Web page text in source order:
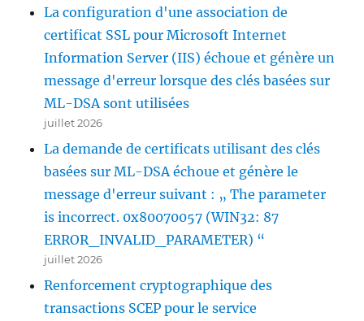
La configuration d'une association de
certificat SSL pour Microsoft Internet
Information Server (IIS) échoue et génère un
message d'erreur lorsque des clés basées sur
ML-DSA sont utilisées
juillet 2026
La demande de certificats utilisant des clés
basées sur ML-DSA échoue et génère le
message d'erreur suivant : „ The parameter
is incorrect. 0x80070057 (WIN32: 87
ERROR_INVALID_PARAMETER) “
juillet 2026
Renforcement cryptographique des
transactions SCEP pour le service